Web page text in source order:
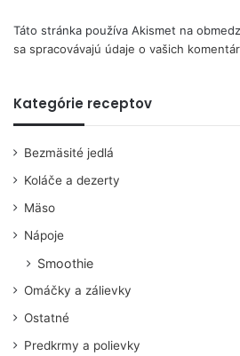
Táto stránka používa Akismet na
sa spracovávajú údaje o vašich
Kategórie receptov
Bezmäsité jedlá
Koláče a dezerty
Mäso
Nápoje
Smoothie
Omáčky a zálievky
Ostatné
Predkrmy a polievky